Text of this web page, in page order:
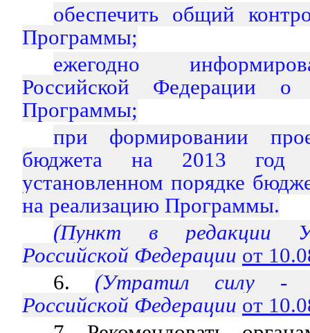
обеспечить общий
Программы;
ежегодно
Российской Федерации о
Программы;
при формировании
бюджета на 2013 год
установленном порядке
на реализацию Программы.
(Пункт в редакции
Российской Федерации от
6. (Утратил силу -
Российской Федерации от